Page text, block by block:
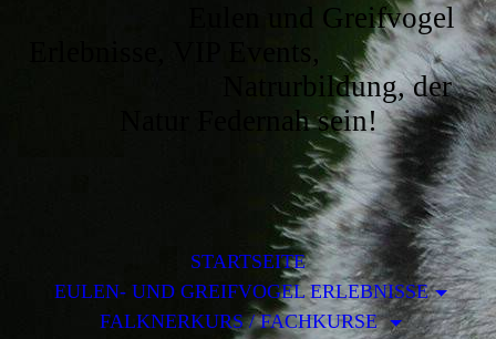
Eulen und Greifvogel
Erlebnisse, VIP Events,
Natrurbildung, der
Natur Federnah sein!
STARTSEITE
EULEN- UND GREIFVOGEL ERLEBNISSE
FALKNERKURS / FACHKURSE